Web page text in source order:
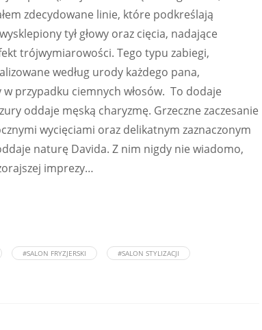
zdecydowane linie, które podkreślają
tył głowy oraz cięcia, nadające
trójwymiarowości. Tego typu zabiegi,
według urody każdego pana,
przypadku ciemnych włosów. To dodaje
oddaje męską charyzmę. Grzeczne zaczesanie
wycięciami oraz delikatnym zaznaczonym
naturę Davida. Z nim nigdy nie wiadomo,
imprezy…
#SALON FRYZJERSKI
#SALON STYLIZACJI